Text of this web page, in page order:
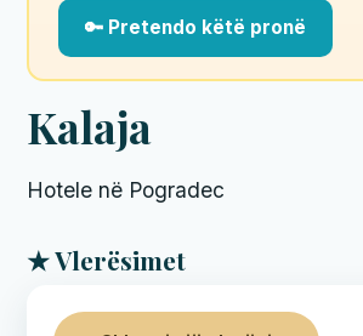
🔑 Pretendo këtë pronë
Kalaja
Hotele në Pogradec
★ Vlerësimet